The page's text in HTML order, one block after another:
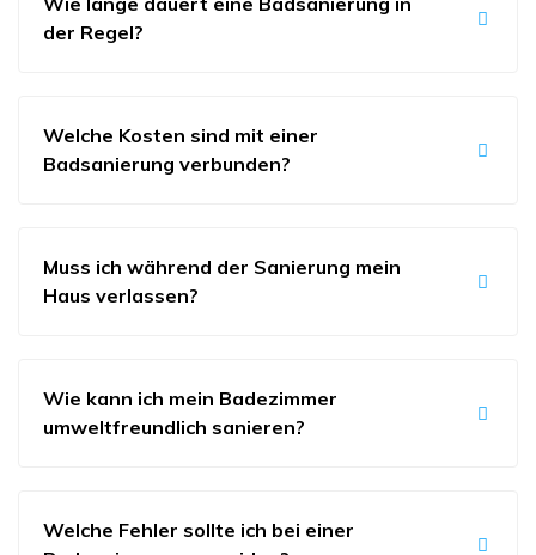
der Regel?
Welche Kosten sind mit einer
Badsanierung verbunden?
Muss ich während der Sanierung mein
Haus verlassen?
Wie kann ich mein Badezimmer
umweltfreundlich sanieren?
Welche Fehler sollte ich bei einer